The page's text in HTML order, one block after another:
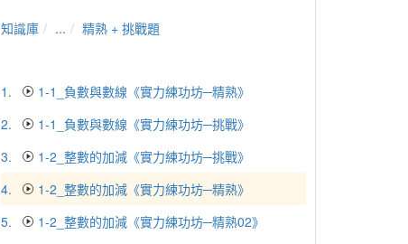
知識庫 ... 精熟 + 挑戰題
1.
1-1_負數與數線《實力練功坊─精熟》
2.
1-1_負數與數線《實力練功坊─挑戰》
3.
1-2_整數的加減《實力練功坊─挑戰》
4.
1-2_整數的加減《實力練功坊─精熟》
5.
1-2_整數的加減《實力練功坊─精熟02》